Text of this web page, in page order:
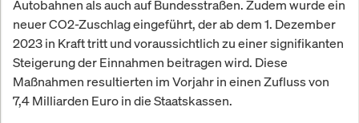
Autobahnen als auch auf Bundesstraßen. Zudem wurde ein
neuer CO2-Zuschlag eingeführt, der ab dem 1. Dezember
2023 in Kraft tritt und voraussichtlich zu einer signifikanten
Steigerung der Einnahmen beitragen wird. Diese
Maßnahmen resultierten im Vorjahr in einen Zufluss von
7,4 Milliarden Euro in die Staatskassen.